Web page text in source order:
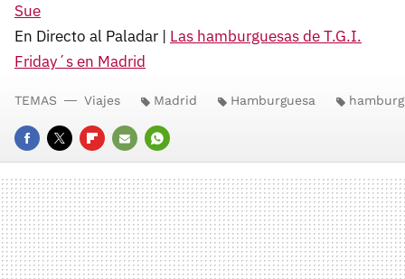
Sue
En Directo al Paladar | Las hamburguesas de T.G.I.
Friday´s en Madrid
FACEBOOK
TWITTERFLIPBOARD
E-
MAIL
WHATSAPP
TEMAS Viajes Madrid Hamburguesa